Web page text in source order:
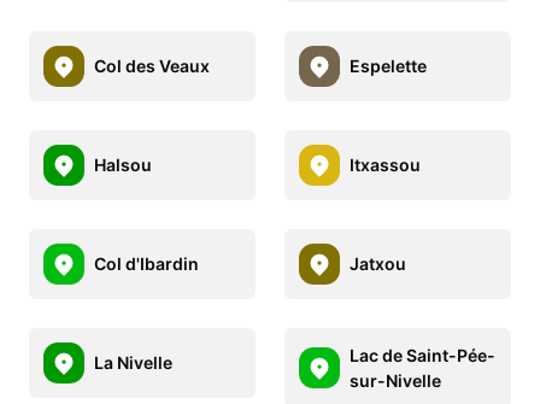
Col des Veaux Espelette
Halsou Itxassou
Col d'Ibardin Jatxou
La Nivelle
Lac de Saint-Pée-
sur-Nivelle